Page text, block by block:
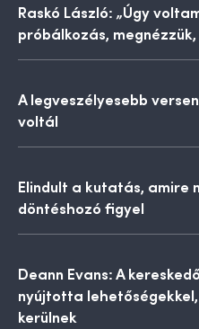
Raskó László: „Úgy
próbálkozás,
A legveszélyesebb
voltál
Elindult a kutatás, amire
döntéshozó figyel
Deann Evans: A
nyújtotta
kerülnek